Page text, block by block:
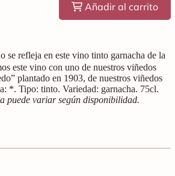
Añadir al carrito
se refleja en este vino tinto garnacha de la
este vino con uno de nuestros viñedos
plantado en 1903, de nuestros viñedos
*. Tipo: tinto. Variedad: garnacha. 75cl.
puede variar según disponibilidad.